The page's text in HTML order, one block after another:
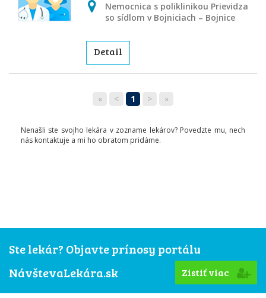
Nemocnica s poliklinikou Prievidza
so sídlom v Bojniciach – Bojnice
Detail
« < 1 > »
Nenašli ste svojho lekára v zozname lekárov? Povedzte mu, nech
nás kontaktuje a mi ho obratom pridáme.
Ste lekár? Objavte prínosy portálu
NávštevaLekára.sk
Zistiť viac